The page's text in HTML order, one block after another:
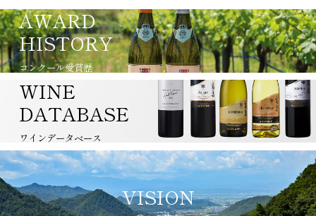
AWARD
HISTORY
コンクール受賞歴
WINE
DATABASE
ワインデータベース
VISION